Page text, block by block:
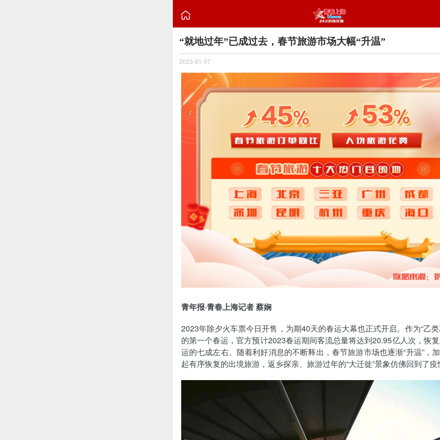

“就地过年”已成过去，春节旅游市场大幅“升温”
2023-01-07
青年报·青春上海记者 蔡娴
2023年除夕火车票今日开售，为期40天的春运大幕也正式开启。作为“乙
的第一个春运，官方预计2023春运期间客流总量将达到20.95亿人次，恢
运的七成左右。随着利好消息的不断释出，春节旅游市场也逐渐“升温”，
起有序恢复的出境旅游，返乡探亲、旅游过年的“大迁徙”景象仿佛回到了